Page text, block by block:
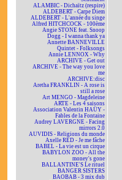
ALAMBIC - Dichaïtz (respire)
ALDEBERT - Carpe Diem
ALDEBERT - L'année du singe
Alfred HITCHCOCK - 100ème
Angie STONE feat. Snoop
Dogg - I wanna thank ya
Annette BANNEVILLE
Quintet - Folksongs
Annie LENNOX - Why
ARCHIVE - Get out
ARCHIVE - The way you love
me
ARCHIVE:disc
Aretha FRANKLIN - A rose is
still a rose
Art MENGO - Magdeleine
ARTE - Les 4 saisons
Association Valentin HAÜY -
Fables de la Fontaine
Audrey LAVERGNE - Facing
mirrors 2.0
AUVIDIS - Religions du monde
Axelle RED - Je me fâche
BABEL - La vie est un cirque
BABYLON ZOO - All the
money's gone
BALLANTINE'S Le rituel
BANGER SISTERS
BAOBAB - 3 mix dub